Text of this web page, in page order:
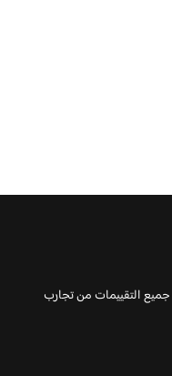
التقييمات من تجارب